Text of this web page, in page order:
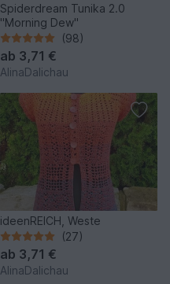
Spiderdream Tunika 2.0
"Morning Dew"
(98)
ab 3,71 €
AlinaDalichau
ideenREICH, Weste
(27)
ab 3,71 €
AlinaDalichau